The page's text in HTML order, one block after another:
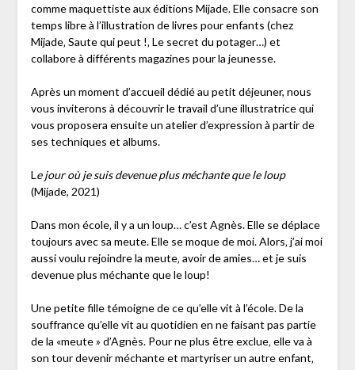
comme maquettiste aux éditions Mijade. Elle consacre son
temps libre à l’illustration de livres pour enfants (chez
Mijade‚ Saute qui peut !‚ Le secret du potager…) et
collabore à différents magazines pour la jeunesse.
Après un moment d’accueil dédié au petit déjeuner, nous
vous inviterons à découvrir le travail d’une illustratrice qui
vous proposera ensuite un atelier d’expression à partir de
ses techniques et albums.
Le jour où je suis devenue plus méchante que le loup
(Mijade, 2021)
Dans mon école‚ il y a un loup… c’est Agnès. Elle se déplace
toujours avec sa meute. Elle se moque de moi. Alors‚ j’ai moi
aussi voulu rejoindre la meute‚ avoir de amies… et je suis
devenue plus méchante que le loup!
Une petite fille témoigne de ce qu’elle vit à l’école. De la
souffrance qu’elle vit au quotidien en ne faisant pas partie
de la «meute » d’Agnès. Pour ne plus être exclue‚ elle va à
son tour devenir méchante et martyriser un autre enfant‚